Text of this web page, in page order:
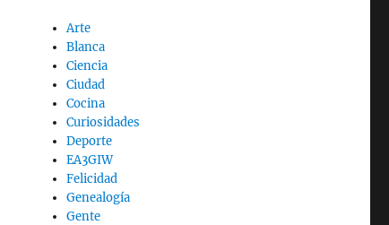
Arte
Blanca
Ciencia
Ciudad
Cocina
Curiosidades
Deporte
EA3GIW
Felicidad
Genealogía
Gente